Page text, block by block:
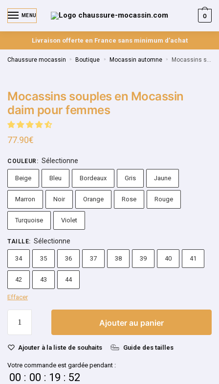
MENU 0
Livraison offerte en France sans minimum d’achat
Chaussure mocassin » Boutique » Mocassin automne » Mocassins souples en Mocassin daim pour femmes
Mocassins souples en Mocassin
daim pour femmes
77.90€
COULEUR : Sélectionne
Beige Bleu Bordeaux Gris Jaune
Marron Noir Orange Rose Rouge
Turquoise Violet
TAILLE: Sélectionne
34 35 36 37 38 39 40 41
42 43 44
Effacer
Ajouter au panier
Ajouter à la liste de souhaits Guide des tailles
Votre commande est gardée pendant :
00 : 00 : 19 : 52